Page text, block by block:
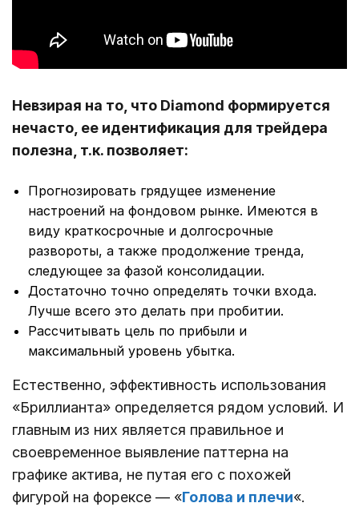
Невзирая на то, что Diamond формируется
нечасто, ее идентификация для трейдера
полезна, т.к. позволяет:
Прогнозировать грядущее изменение
настроений на фондовом рынке. Имеются в
виду краткосрочные и долгосрочные
развороты, а также продолжение тренда,
следующее за фазой консолидации.
Достаточно точно определять точки входа.
Лучше всего это делать при пробитии.
Рассчитывать цель по прибыли и
максимальный уровень убытка.
Естественно, эффективность использования
«Бриллианта» определяется рядом условий. И
главным из них является правильное и
своевременное выявление паттерна на
графике актива, не путая его с похожей
фигурой на форексе — «Голова и плечи«.